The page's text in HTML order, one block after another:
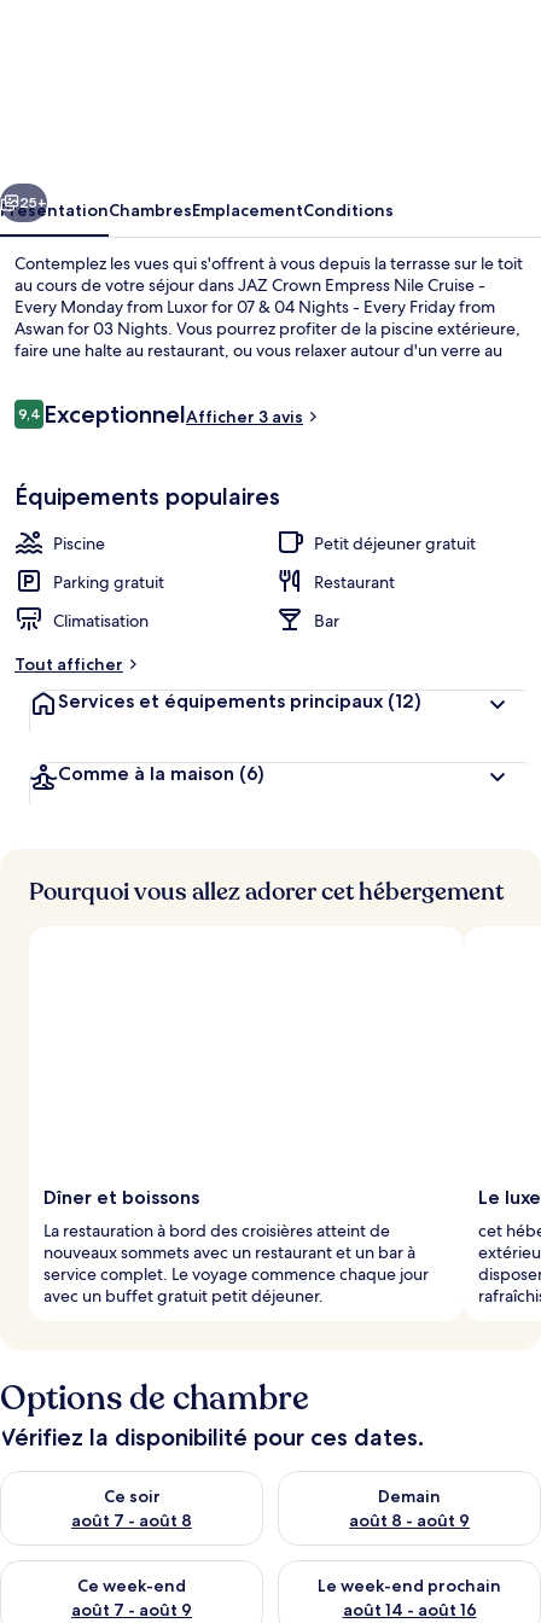
Cruise
-
Every
Monday
from
for
&
04
Nights
Every
Friday
from
Aswan
for
03
Suivant
25+
PrésentationChambresEmplacementConditions
Contemplez les vues qui s'offrent à vous depuis la terrasse sur le toit
au cours de votre séjour dans JAZ Crown Empress Nile Cruise -
Every Monday from Luxor for 07 & 04 Nights - Every Friday from
Aswan for 03 Nights. Vous pourrez profiter de la piscine extérieure,
faire une halte au restaurant, ou vous relaxer autour d'un verre au
Avis
voyageurs
9,49,4 sur 10
ExceptionnelAfficher 3 avis
Équipements populaires
Piscine
Petit déjeuner gratuit
Parking gratuit
Restaurant
Climatisation
Bar
Tout afficher
Services et équipements principaux (12)
Comme à la maison (6)
Pourquoi vous allez adorer cet hébergement
Dîner et boissons
La restauration à bord des croisières atteint de
nouveaux sommets avec un restaurant et un bar à
service complet. Le voyage commence chaque jour
avec un buffet gratuit petit déjeuner.
Le
cet
Options de chambre
Vérifiez la disponibilité pour ces dates.
Ce soir
août 7 - août 8
Vérifier la disponibilité pour ce soir août 7 - août 8
Demain
août 8 - août 9
Vérifier la disponibilité pour
Ce week-end
août 7 - août 9
Vérifier la disponibilité pour ce week-end août 7 - août 9
Le week-end prochain
août 14 - août 16
Vérifier la disponibilité pour